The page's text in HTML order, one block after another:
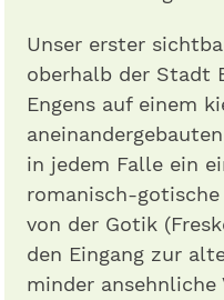
Unser erster
oberhalb der Stadt
Engens auf einem
in jedem Falle ein
romanisch-
von der Gotik
den Eingang zur
minder ansehnliche